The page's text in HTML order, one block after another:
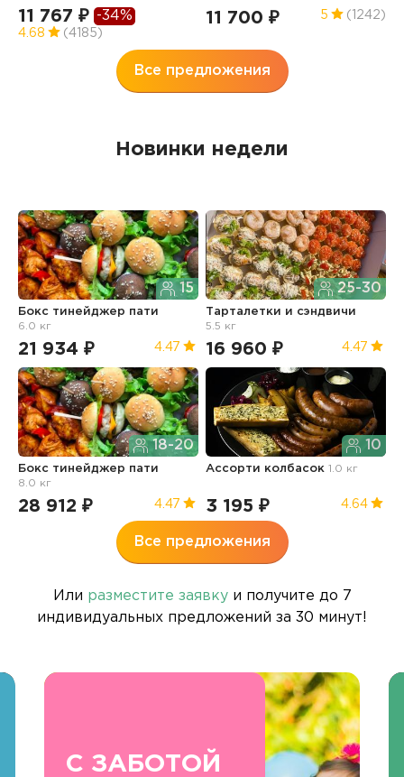
11 767 ₽ -34%
4.68 (4185)
11 700 ₽ 5 (1242)
Все предложения
Новинки недели
15
Бокс тинейджер пати
6.0 кг
21 934 ₽ 4.47
25-30
Тарталетки и сэндвичи
5.5 кг
16 960 ₽ 4.47
18-20
Бокс тинейджер пати
8.0 кг
28 912 ₽ 4.47
10
Ассорти колбасок1.0 кг
3 195 ₽ 4.64
Все предложения
Или разместите заявкуи получите до 7
индивидуальных предложений за 30 минут!
С ЗАБОТОЙ